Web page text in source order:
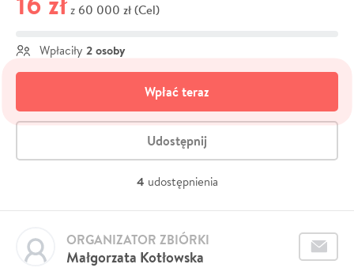
z 60 000 zł (Cel)
Wpłaciły 2 osoby
Wpłać teraz
Udostępnij
4 udostępnienia
Małgorzata Kotłowska
ORGANIZATOR ZBIÓRKI